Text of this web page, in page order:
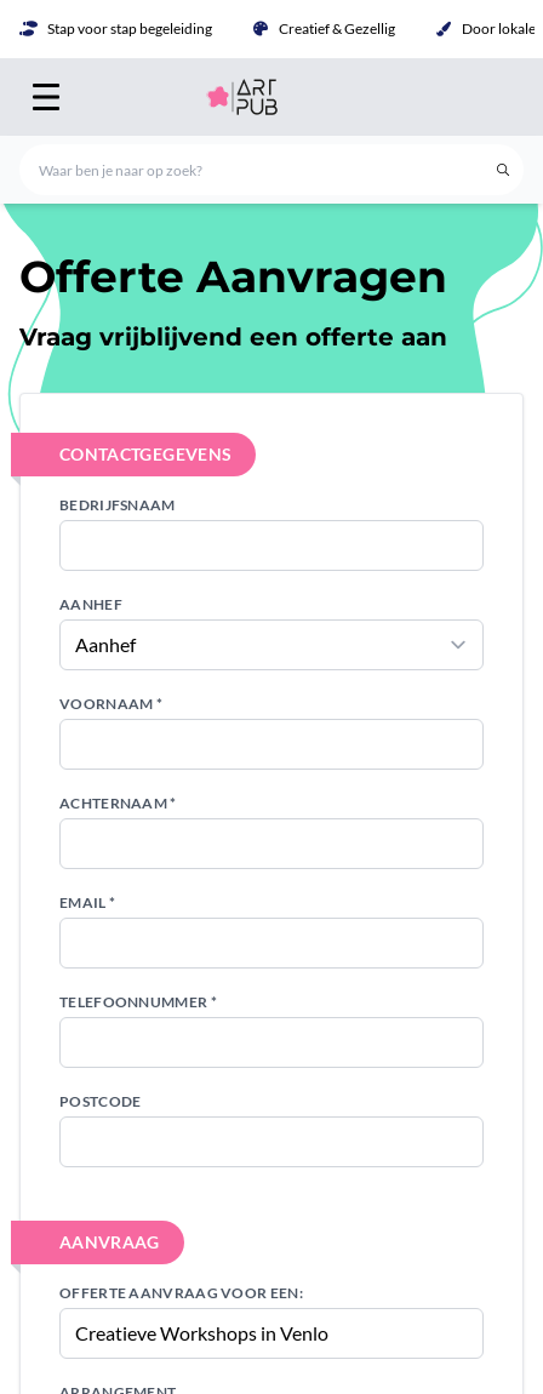
Stap voor stap begeleiding Creatief & Gezellig Door lokale
Offerte Aanvragen
Vraag vrijblijvend een offerte aan
CONTACTGEGEVENS
BEDRIJFSNAAM
AANHEF
VOORNAAM *
ACHTERNAAM *
EMAIL *
TELEFOONNUMMER *
POSTCODE
AANVRAAG
OFFERTE AANVRAAG VOOR EEN: